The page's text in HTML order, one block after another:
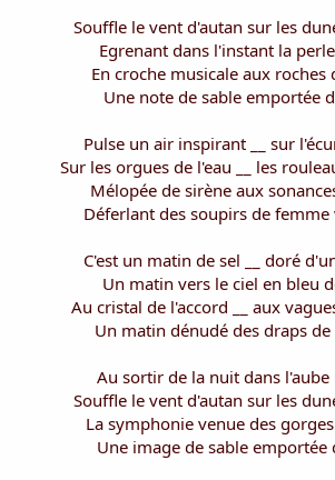
Souffle le vent d'autan sur les
Egrenant dans l'instant la
En croche musicale aux roches
Une note de sable emportée
Pulse un air inspirant __ sur
Sur les orgues de l'eau __ les
Mélopée de sirène aux
Déferlant des soupirs de
C'est un matin de sel __ doré
Un matin vers le ciel en bleu
Au cristal de l'accord __ aux
Un matin dénudé des draps
Au sortir de la nuit dans l'aube
Souffle le vent d'autan sur les
La symphonie venue des
Une image de sable emportée